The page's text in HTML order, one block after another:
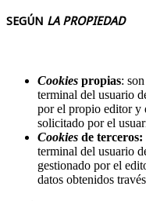
SEGÚN LA PROPIEDAD
Cookies propias:
terminal del usuario
por el propio editor y
solicitado por el
Cookies de terceros:
terminal del usuario
gestionado por el
datos obtenidos